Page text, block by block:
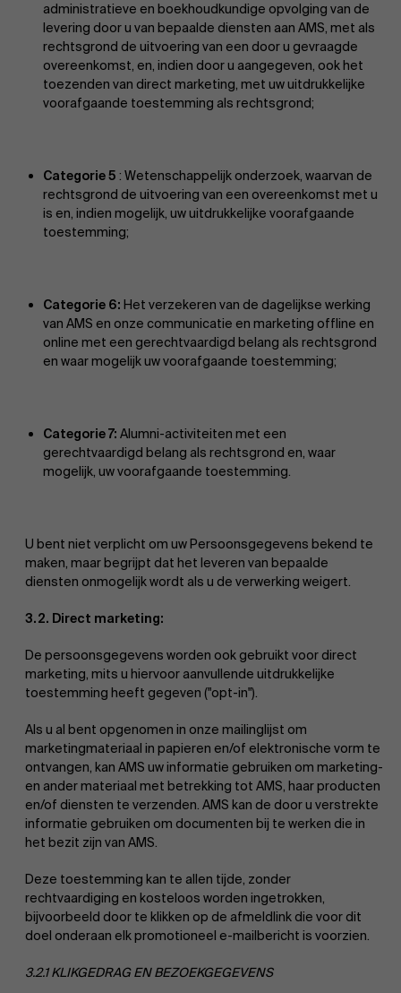
administratieve en boekhoudkundige opvolging van de
levering door u van bepaalde diensten aan AMS, met als
rechtsgrond de uitvoering van een door u gevraagde
overeenkomst, en, indien door u aangegeven, ook het
toezenden van direct marketing, met uw uitdrukkelijke
voorafgaande toestemming als rechtsgrond;
Categorie 5 : Wetenschappelijk onderzoek, waarvan de
rechtsgrond de uitvoering van een overeenkomst met u
is en, indien mogelijk, uw uitdrukkelijke voorafgaande
toestemming;
Categorie 6: Het verzekeren van de dagelijkse werking
van AMS en onze communicatie en marketing offline en
online met een gerechtvaardigd belang als rechtsgrond
en waar mogelijk uw voorafgaande toestemming;
Categorie 7: Alumni-activiteiten met een
gerechtvaardigd belang als rechtsgrond en, waar
mogelijk, uw voorafgaande toestemming.
U bent niet verplicht om uw Persoonsgegevens bekend te
maken, maar begrijpt dat het leveren van bepaalde
diensten onmogelijk wordt als u de verwerking weigert.
3.2. Direct marketing:
De persoonsgegevens worden ook gebruikt voor direct
marketing, mits u hiervoor aanvullende uitdrukkelijke
toestemming heeft gegeven ("opt-in").
Als u al bent opgenomen in onze mailinglijst om
marketingmateriaal in papieren en/of elektronische vorm te
ontvangen, kan AMS uw informatie gebruiken om marketing-
en ander materiaal met betrekking tot AMS, haar producten
en/of diensten te verzenden. AMS kan de door u verstrekte
informatie gebruiken om documenten bij te werken die in
het bezit zijn van AMS.
Deze toestemming kan te allen tijde, zonder
rechtvaardiging en kosteloos worden ingetrokken,
bijvoorbeeld door te klikken op de afmeldlink die voor dit
doel onderaan elk promotioneel e-mailbericht is voorzien.
3.2.1 KLIKGEDRAG EN BEZOEKGEGEVENS